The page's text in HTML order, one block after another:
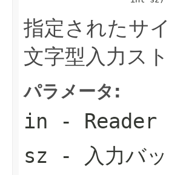
指定されたサ
文字型入力ス
パラメータ:
in - Reader
sz - 入力バッ